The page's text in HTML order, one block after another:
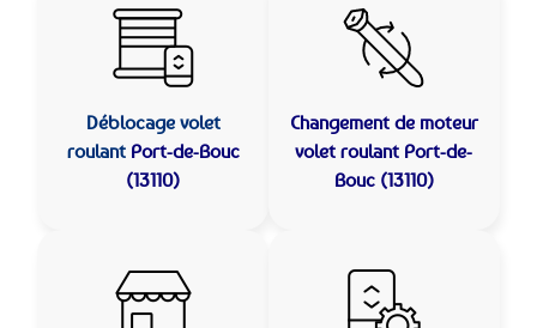
Déblocage volet
roulant Port-de-Bouc
(13110)
Changement de moteur
volet roulant Port-de-
Bouc (13110)